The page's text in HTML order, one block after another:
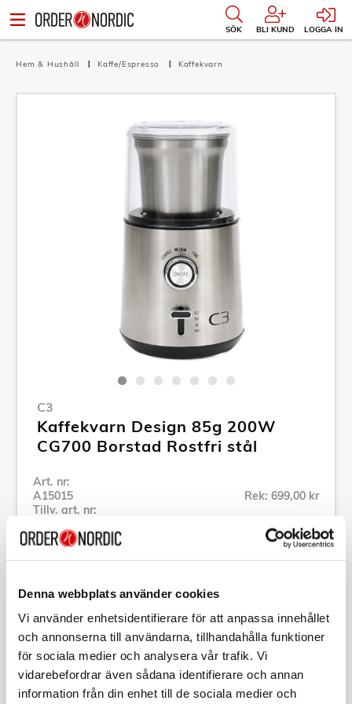
Denna webbplats använder cookies
Vi använder enhetsidentifierare för att anpassa innehållet
och annonserna till användarna, tillhandahålla funktioner
för sociala medier och analysera vår trafik. Vi
vidarebefordrar även sådana identifierare och annan
information från din enhet till de sociala medier och
SÖK BLI KUND LOGGA IN
Hem & Hushåll Kaffe/Espresso Kaffekvarn
C3
Kaffekvarn Design 85g 200W
CG700 Borstad Rostfri stål
Art. nr:
A15015
Tillv. art. nr:
Rek: 699,00 kr
Se alla produkter inom C3
Beskrivning
Art. nr:A15015